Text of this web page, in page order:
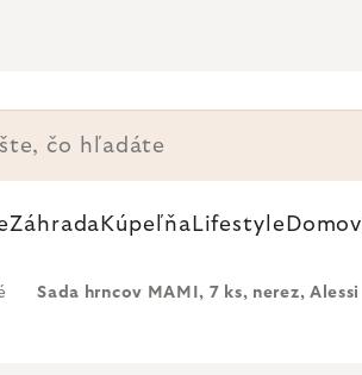
Záhrada Kúpeľňa Lifestyle Domov
Sada hrncov MAMI, 7 ks, nerez, Alessi